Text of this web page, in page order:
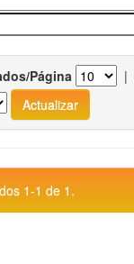
Página |
1-1 de 1.